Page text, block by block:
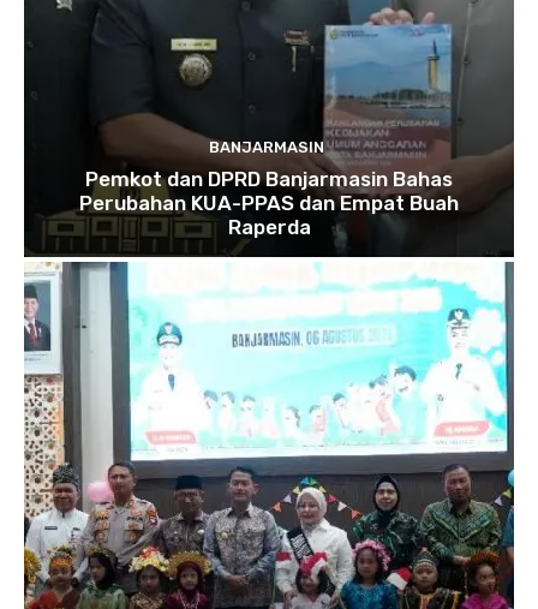
BANJARMASIN
Pemkot dan DPRD Banjarmasin Bahas
Perubahan KUA-PPAS dan Empat Buah
Raperda